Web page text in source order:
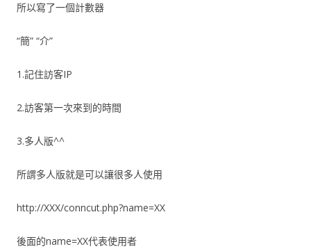
所以寫了一個計數器
“簡” “介”
1.記住訪客IP
2.訪客第一次來到的時間
3.多人版^^
所謂多人版就是可以讓很多人使用
http://XXX/conncut.php?name=XX
後面的name=XX代表使用者